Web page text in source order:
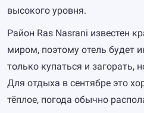
высокого уровня.
Район Ras Nasrani известен
миром, поэтому отель будет
только купаться и загорать,
Для отдыха в сентябре это
тёплое, погода обычно